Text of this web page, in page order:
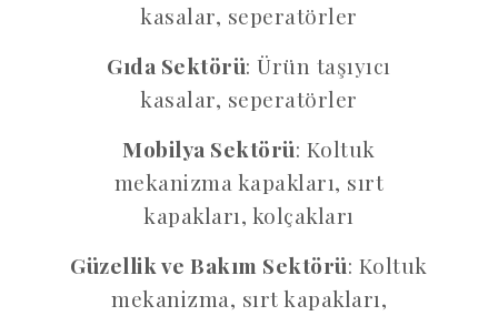
kasalar, seperatörler
Gıda Sektörü: Ürün taşıyıcı
kasalar, seperatörler
Mobilya Sektörü: Koltuk
mekanizma kapakları, sırt
kapakları, kolçakları
Güzellik ve Bakım Sektörü: Koltuk
mekanizma, sırt kapakları,